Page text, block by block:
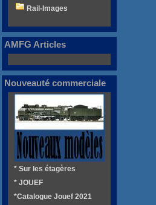
Rail-Images
AMFG Articles
Nouveauté commerciale
* Sur les étagères
* JOUEF
*Catalogue Jouef 2021